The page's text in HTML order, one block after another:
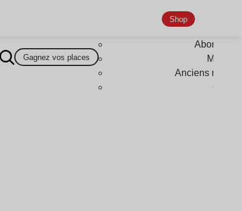
Gagnez vos places
Shop
Anciens